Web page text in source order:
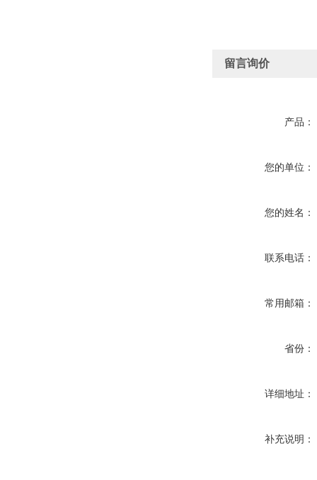
留言询价
产品：
您的单位：
您的姓名：
联系电话：
常用邮箱：
省份：
详细地址：
补充说明：